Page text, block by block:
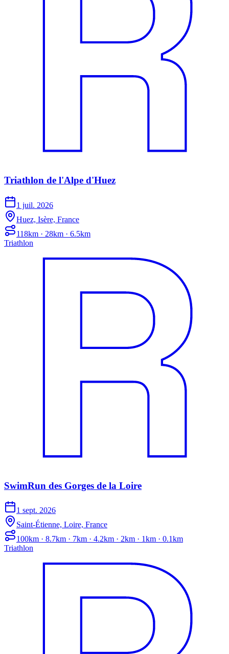
Triathlon de l'Alpe d'Huez
1 juil. 2026
Huez, Isère, France
118km · 28km · 6.5km
Triathlon
SwimRun des Gorges de la Loire
1 sept. 2026
Saint-Étienne, Loire, France
100km · 8.7km · 7km · 4.2km · 2km · 1km · 0.1km
Triathlon